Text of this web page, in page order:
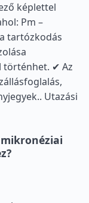
képlettel
Pm –
tartózkodás
történhet. ✔ Az
Utazási